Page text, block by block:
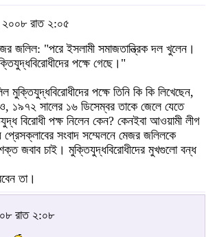
২০০৮ রাত ২:০৫
জলিল: "পরে ইসলামী সমাজতান্ত্রিক দল খুলেন।
পক্ষে গেছে।"
পক্ষে তিনি কি কি লিখেছেন,
১৯৭২ সালের ১৬ ডিসেম্বর তাকে জেলে যেতে
বিরোধী পক্ষ নিলেন কেন? কেনইবা আওয়ামী লীগ
সংবাদ সম্মেলনে মেজর জলিলকে
জবাব চাই। মুক্তিযুদ্ধবিরোধীদের মুখগুলো বন্ধ
তা।
রাত ২:০৮